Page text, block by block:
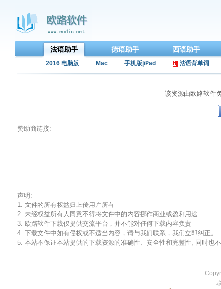
法语助手 德语助手 西语助手
2016 电脑版 Mac 手机版|iPad 法语背单词
该资源由欧路软件
赞助商链接:
声明:
1. 文件的所有权益归上传用户所有
2. 未经权益所有人同意不得将文件中的内容挪作商业或盈利用途
3. 欧路软件下载仅提供交流平台，并不能对任何下载内容负责
4. 下载文件中如有侵权或不适当内容，请与我们联系，我们立即纠正。
5. 本站不保证本站提供的下载资源的准确性、安全性和完整性, 同时也